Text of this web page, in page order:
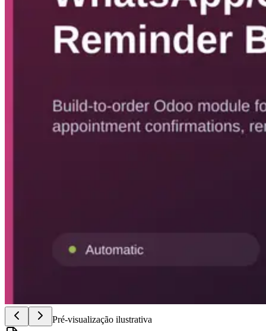
Pré-visualização ilustrativa